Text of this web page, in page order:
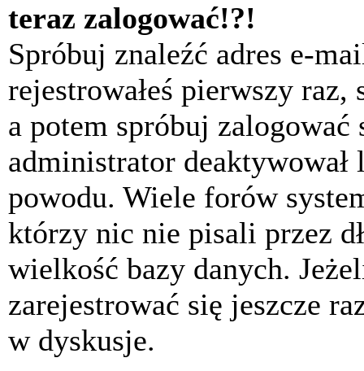
teraz zalogować!?!
Spróbuj znaleźć adres e-
rejestrowałeś pierwszy
a potem spróbuj
administrator deaktywował
powodu. Wiele forów
którzy nic nie pisali przez
wielkość bazy danych.
zarejestrować się jeszcze
w dyskusje.